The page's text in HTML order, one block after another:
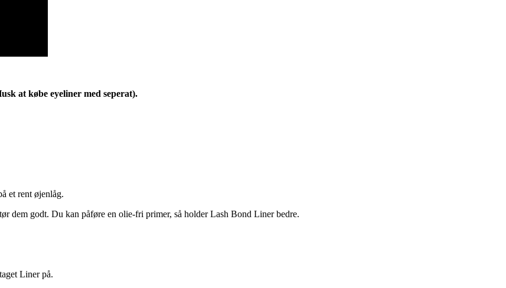
at købe eyeliner med seperat).
et rent øjenlåg.
dem godt. Du kan påføre en olie-fri primer, så holder Lash Bond Liner bedre.
Liner på.